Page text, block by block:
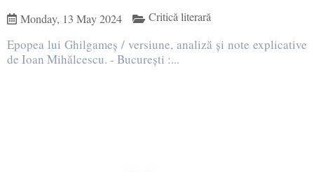
Monday, 13 May 2024 Critică literară
Epopea lui Ghilgameş / versiune, analiză şi note explicative
de Ioan Mihălcescu. - Bucureşti :...